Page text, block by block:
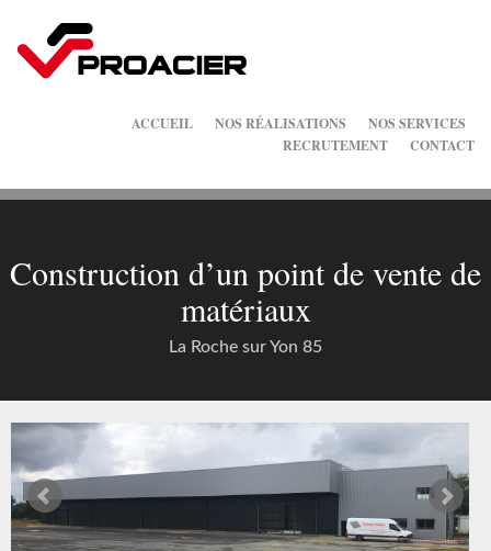
ACCUEIL NOS RÉALISATIONS
NOS SERVICES
RECRUTEMENT
CONTACT
Construction d’un point de vente de
matériaux
La Roche sur Yon 85